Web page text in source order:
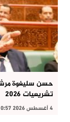
حسن سليغوة
تشريعيات 2026
4 أغسطس 2026 10:57